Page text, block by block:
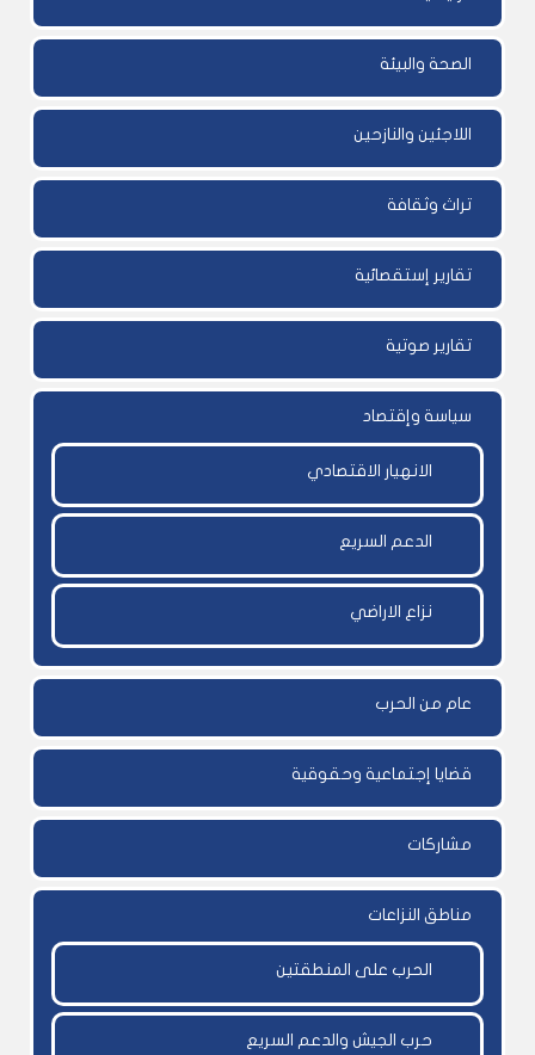
الصحة والبيئة
اللاجئين والنازحين
تراث وثقافة
تقارير إستقصائية
تقارير صوتية
سياسة وإقتصاد
الانهيار الاقتصادي
الدعم السريع
نزاع الاراضي
عام من الحرب
قضايا إجتماعية وحقوقية
مشاركات
مناطق النزاعات
الحرب على المنطقتين
حرب الجيش والدعم السريع